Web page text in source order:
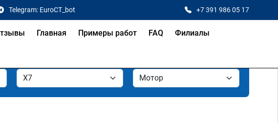
Telegram: EuroCT_bot +7 391 986 05 17
Главная Примеры работ FAQ Филиалы